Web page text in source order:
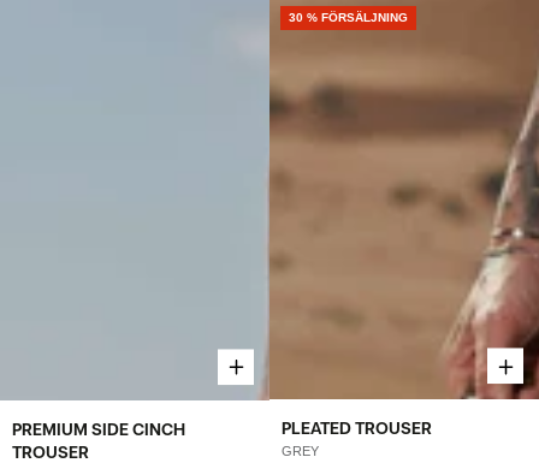
PREMIUM SIDE CINCH
TROUSER
PLEATED TROUSER
GREY
30 % FÖRSÄLJNING